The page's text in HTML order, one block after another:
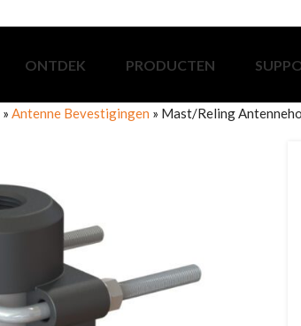
ONTDEK PRODUCTEN
» Antenne Bevestigingen » Mast/Reling